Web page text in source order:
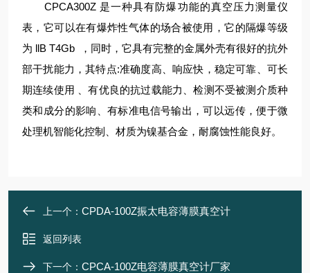
CPCA300Z 是一种具有防爆功能的真空压力测量仪
表，它可以在有爆炸性气体的场合被使用，它的隔爆等级
为 llB T4Gb ，同时，它具有完整的金属外壳有很好的抗外
部干扰能力，其特点:准确度高、响应快，稳定可靠、可长
期连续使用 、有优良的抗过载能力、检测不受被测介质种
类和成分的影响、有标准电信号输出，可以远传，便于微
处理机智能化控制、材质为镍基合金，耐腐蚀性能良好。
上一个： CPDA-100Z振太电容薄膜真空计
返回列表
下一个： CPCA-100Z电容薄膜真空计厂家